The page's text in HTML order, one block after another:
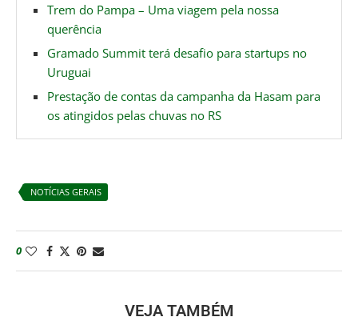
Trem do Pampa – Uma viagem pela nossa
querência
Gramado Summit terá desafio para startups no
Uruguai
Prestação de contas da campanha da Hasam para
os atingidos pelas chuvas no RS
NOTÍCIAS GERAIS
0
VEJA TAMBÉM